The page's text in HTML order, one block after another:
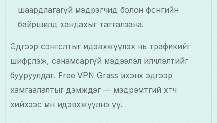
шаардлагагүй мэдрэгчид болон фонгийн
байршилд хандахыг татгалзана.
Эдгээр сонголтыг идэвхжүүлэх нь трафикийг
шифрлэж, санамсаргүй мэдээлэл илчлэлтийг
бууруулдаг. Free VPN Grass ихэнх эдгээр
хамгаалалтыг дэмждэг — мэдрэмтгий хөтөч
хийхээс өмнө идэвхжүүлнэ үү.